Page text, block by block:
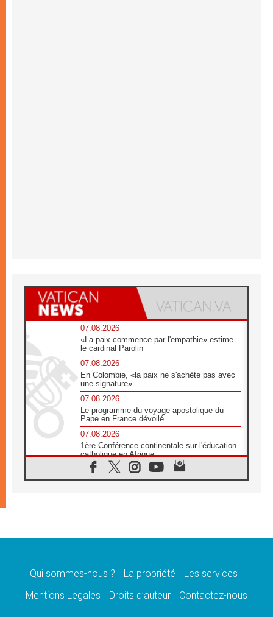
07.08.2026
«La paix commence par l'empathie» estime
le cardinal Parolin
07.08.2026
En Colombie, «la paix ne s'achète pas avec
une signature»
07.08.2026
Le programme du voyage apostolique du
Pape en France dévoilé
07.08.2026
1ère Conférence continentale sur l'éducation
catholique en Afrique
07.08.2026
Un logo symbolique pour la venue du Pape
07.08.2026
Préparatifs des JMJ 2027 à Séoul: «c'est
Qui sommes-nous ? La propriété
Les services
Mentions Legales
Droits d’auteur Contactez-nous